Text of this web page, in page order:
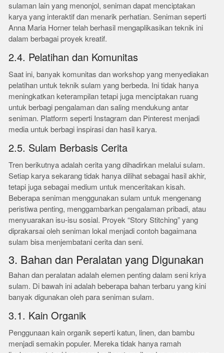
sulaman lain yang menonjol, seniman dapat menciptakan
karya yang interaktif dan menarik perhatian. Seniman seperti
Anna Maria Horner telah berhasil mengaplikasikan teknik ini
dalam berbagai proyek kreatif.
2.4. Pelatihan dan Komunitas
Saat ini, banyak komunitas dan workshop yang menyediakan
pelatihan untuk teknik sulam yang berbeda. Ini tidak hanya
meningkatkan keterampilan tetapi juga menciptakan ruang
untuk berbagi pengalaman dan saling mendukung antar
seniman. Platform seperti Instagram dan Pinterest menjadi
media untuk berbagi inspirasi dan hasil karya.
2.5. Sulam Berbasis Cerita
Tren berikutnya adalah cerita yang dihadirkan melalui sulam.
Setiap karya sekarang tidak hanya dilihat sebagai hasil akhir,
tetapi juga sebagai medium untuk menceritakan kisah.
Beberapa seniman menggunakan sulam untuk mengenang
peristiwa penting, menggambarkan pengalaman pribadi, atau
menyuarakan isu-isu sosial. Proyek “Story Stitching” yang
diprakarsai oleh seniman lokal menjadi contoh bagaimana
sulam bisa menjembatani cerita dan seni.
3. Bahan dan Peralatan yang Digunakan
Bahan dan peralatan adalah elemen penting dalam seni kriya
sulam. Di bawah ini adalah beberapa bahan terbaru yang kini
banyak digunakan oleh para seniman sulam.
3.1. Kain Organik
Penggunaan kain organik seperti katun, linen, dan bambu
menjadi semakin populer. Mereka tidak hanya ramah